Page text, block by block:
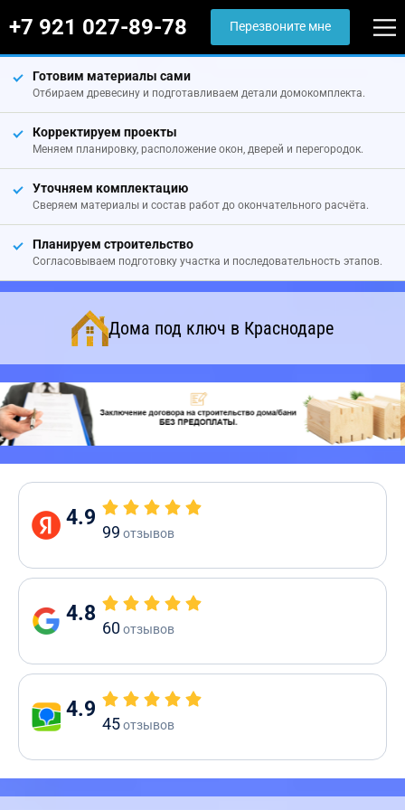
+7 921 027-89-78 Перезвоните мне
Готовим материалы сами
Отбираем древесину и подготавливаем детали домокомплекта.
Корректируем проекты
Меняем планировку, расположение окон, дверей и перегородок.
Уточняем комплектацию
Сверяем материалы и состав работ до окончательного расчёта.
Планируем строительство
Согласовываем подготовку участка и последовательность этапов.
Дома под ключ в Краснодаре
4.9
99 отзывов
4.8
60отзывов
4.9
45отзывов